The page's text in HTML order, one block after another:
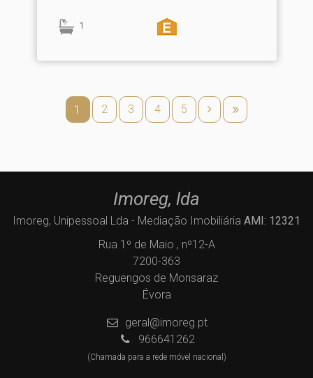
1
1 2 3 4 5
Imoreg, lda
Imoreg, Unipessoal Lda - Mediação Imobiliária AMI: 12321
Rua 1º de Maio , nº12-A
7200-363
Reguengos de Monsaraz
Évora
geral@imoreg.pt
966641262
(Chamada para a rede móvel nacional)